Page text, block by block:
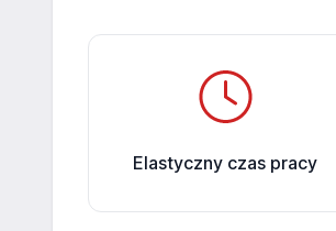
Elastyczny czas pracy